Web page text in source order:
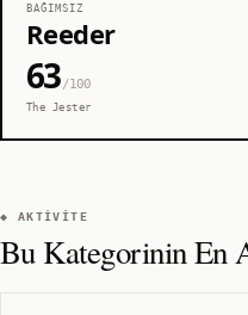
BAĞIMSIZ
Reeder
63/100
The Jester
◆ AKTIVITE
Bu Kategorinin En